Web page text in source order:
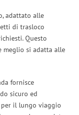
adattato alle
di trasloco
Questo
meglio si adatta alle
fornisce
sicuro ed
il lungo viaggio